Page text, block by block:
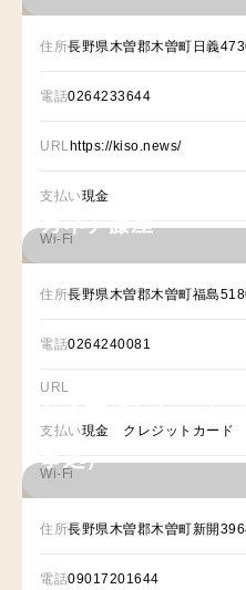
住所長野県木曽郡木曽町日義
電話0264233644
URLhttps://kiso.news/
支払い現金
Wi-Fi
カネチ藤屋
住所長野県木曽郡木曽町福島
電話0264240081
URL
支払い現金 クレジットカード
Wi-Fi
お食事処ししこま
事処）
住所長野県木曽郡木曽町新開
電話09017201644